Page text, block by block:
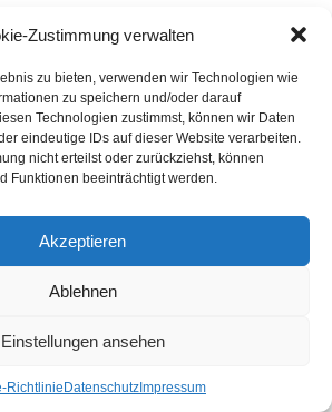
Zustimmung verwalten
zu bieten, verwenden wir Technologien wie
zu speichern und/oder darauf
Technologien zustimmst, können wir Daten
eindeutige IDs auf dieser Website verarbeiten.
nicht erteilst oder zurückziehst, können
Funktionen beeinträchtigt werden.
Akzeptieren
Ablehnen
Einstellungen ansehen
Richt­li­nie Daten­schutz Impres­sum